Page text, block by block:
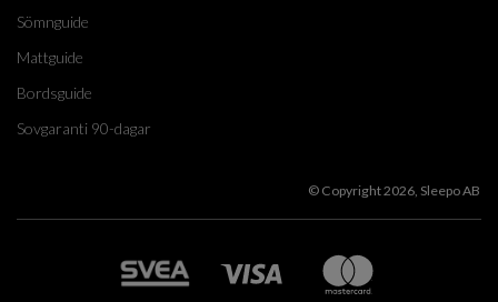
Sömnguide
Mattguide
Bordsguide
Sovgaranti 90-dagar
© Copyright 2026, Sleepo AB